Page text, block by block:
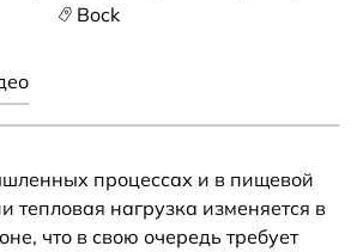
Bock
процессах и в пищевой
тепловая нагрузка изменяется в
что в свою очередь требует